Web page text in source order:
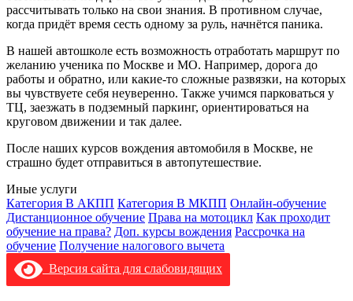
рассчитывать только на свои знания. В противном случае,
когда придёт время сесть одному за руль, начнётся паника.
В нашей автошколе есть возможность отработать маршрут по
желанию ученика по Москве и МО. Например, дорога до
работы и обратно, или какие-то сложные развязки, на которых
вы чувствуете себя неуверенно. Также учимся парковаться у
ТЦ, заезжать в подземный паркинг, ориентироваться на
круговом движении и так далее.
После наших курсов вождения автомобиля в Москве, не
страшно будет отправиться в автопутешествие.
Иные услуги
Категория В АКПП Категория В МКПП Онлайн-обучение
Дистанционное обучение Права на мотоцикл Как проходит
обучение на права? Доп. курсы вождения Рассрочка на
обучение Получение налогового вычета
Версия сайта для слабовидящих